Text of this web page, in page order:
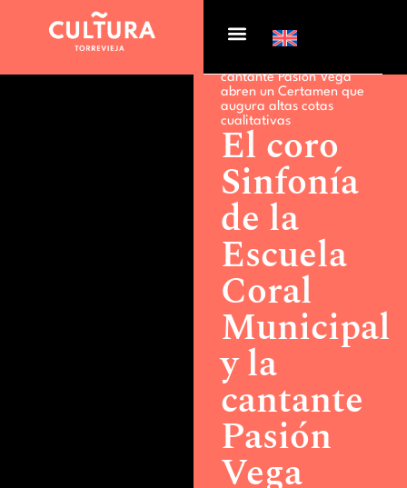
Actualidad >
Sinfonía de la Escuela
cantante Pasión Vega
abren un Certamen que
augura altas cotas
cualitativas
El coro
Sinfonía
de la
Escuela
Coral
Municipal
y la
cantante
Pasión
Vega